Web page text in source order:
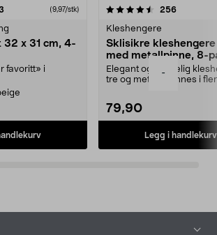
-
anmeldelser(9,97/stk)
32 x 31 cm, 4-
favoritt» i
256
Kleshengere
Sklisikre
med metallpinne, 8-
Elegant og skikkelig
tre og metall – finnes i
79,90
Legg i handlekurv
4.5av 5 stjerner